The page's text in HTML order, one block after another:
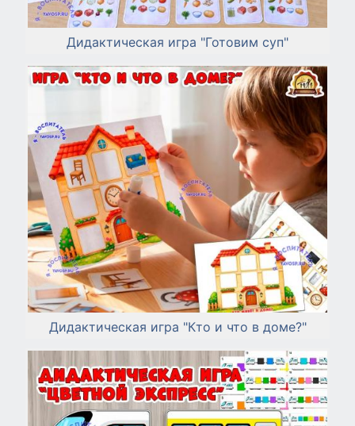
Дидактическая игра "Готовим суп"
Дидактическая игра "Кто и что в доме?"